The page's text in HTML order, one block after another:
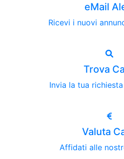
eMail
Ricevi i nuovi
Trova
Invia la tua
Valuta
Affidati alle